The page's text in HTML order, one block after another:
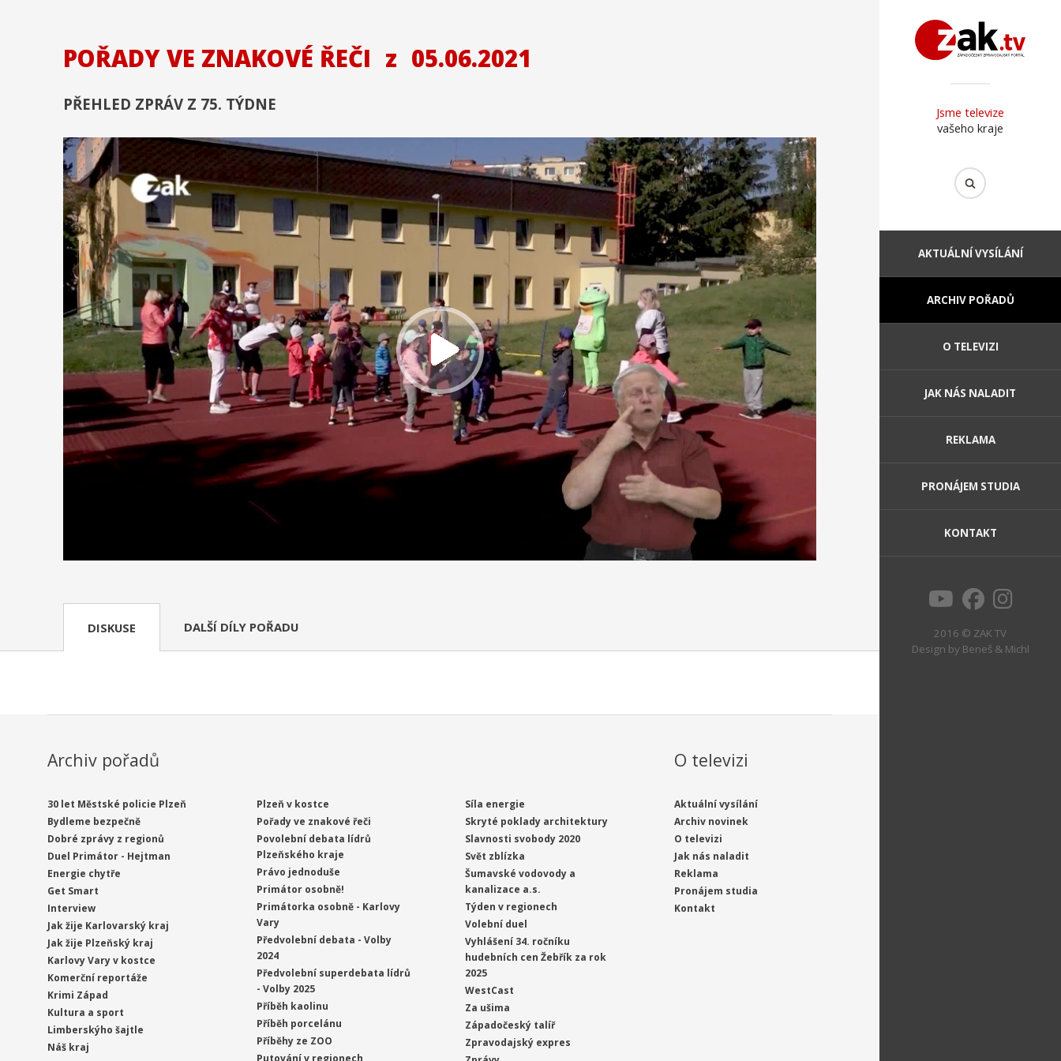
Jsme televize
vašeho kraje
AKTUÁLNÍ VYSÍLÁNÍ
ARCHIV POŘADŮ
O TELEVIZI
JAK NÁS NALADIT
REKLAMA
PRONÁJEM STUDIA
KONTAKT
2016 © ZAK TV
Design by Beneš & Michl
POŘADY VE ZNAKOVÉ ŘEČI z 05.06.2021
PŘEHLED ZPRÁV Z 75. TÝDNE
DISKUSE DALŠÍ DÍLY POŘADU
Archiv pořadů
30 let Městské policie Plzeň
Bydleme bezpečně
Dobré zprávy z regionů
Duel Primátor - Hejtman
Energie chytře
Get Smart
Interview
Jak žije Karlovarský kraj
Jak žije Plzeňský kraj
Karlovy Vary v kostce
Komerční reportáže
Krimi Západ
Kultura a sport
Limberskýho šajtle
Náš kraj
Plzeň v kostce
Pořady ve znakové řeči
Povolební debata lídrů
Plzeňského kraje
Právo jednoduše
Primátor osobně!
Primátorka osobně - Karlovy
Vary
Předvolební debata - Volby
2024
Předvolební superdebata lídrů
- Volby 2025
Příběh kaolinu
Příběh porcelánu
Příběhy ze ZOO
Síla energie
Skryté poklady architektury
Slavnosti svobody 2020
Svět zblízka
Šumavské vodovody a
kanalizace a.s.
Týden v regionech
Volební duel
Vyhlášení 34. ročníku
hudebních cen Žebřík za rok
2025
WestCast
Za ušima
Západočeský talíř
Zpravodajský expres
O televizi
Aktuální vysílání
Archiv novinek
O televizi
Jak nás naladit
Reklama
Pronájem studia
Kontakt